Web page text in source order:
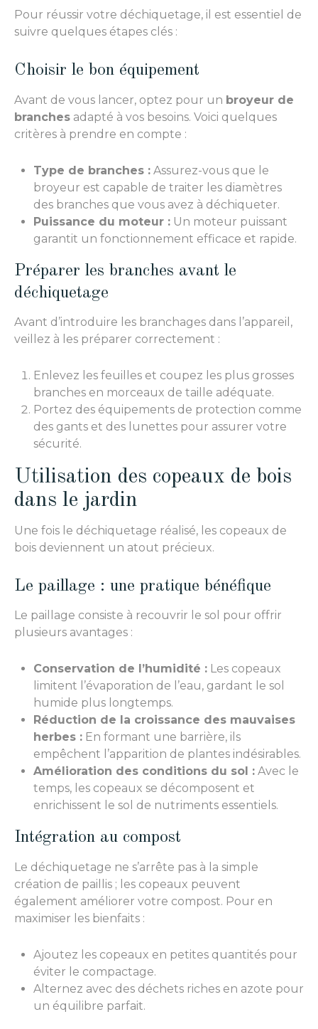
Pour réussir votre déchiquetage, il est essentiel de
suivre quelques étapes clés :
Choisir le bon équipement
Avant de vous lancer, optez pour un broyeur de
branches adapté à vos besoins. Voici quelques
critères à prendre en compte :
Type de branches : Assurez-vous que le
broyeur est capable de traiter les diamètres
des branches que vous avez à déchiqueter.
Puissance du moteur : Un moteur puissant
garantit un fonctionnement efficace et rapide.
Préparer les branches avant le
déchiquetage
Avant d’introduire les branchages dans l’appareil,
veillez à les préparer correctement :
Enlevez les feuilles et coupez les plus grosses
branches en morceaux de taille adéquate.
Portez des équipements de protection comme
des gants et des lunettes pour assurer votre
sécurité.
Utilisation des copeaux de bois
dans le jardin
Une fois le déchiquetage réalisé, les copeaux de
bois deviennent un atout précieux.
Le paillage : une pratique bénéfique
Le paillage consiste à recouvrir le sol pour offrir
plusieurs avantages :
Conservation de l’humidité : Les copeaux
limitent l’évaporation de l’eau, gardant le sol
humide plus longtemps.
Réduction de la croissance des mauvaises
herbes : En formant une barrière, ils
empêchent l’apparition de plantes indésirables.
Amélioration des conditions du sol : Avec le
temps, les copeaux se décomposent et
enrichissent le sol de nutriments essentiels.
Intégration au compost
Le déchiquetage ne s’arrête pas à la simple
création de paillis ; les copeaux peuvent
également améliorer votre compost. Pour en
maximiser les bienfaits :
Ajoutez les copeaux en petites quantités pour
éviter le compactage.
Alternez avec des déchets riches en azote pour
un équilibre parfait.